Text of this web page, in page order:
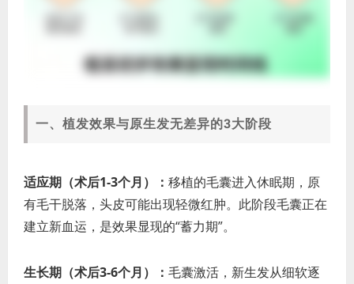
一、植发效果与原生发无差异的3大阶段
适应期（术后1-3个月）： 移植的毛囊进入休眠期，原
有毛干脱落，头皮可能出现轻微红肿。此阶段毛囊正在
建立新血运，是效果显现的“蓄力期”。
生长期（术后3-6个月）： 毛囊激活，新生发从细软逐